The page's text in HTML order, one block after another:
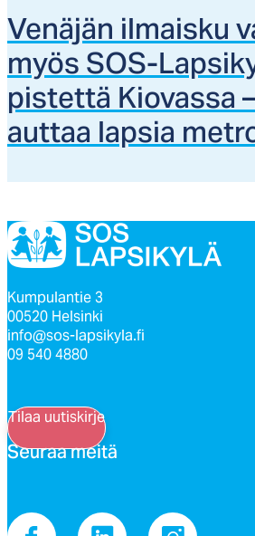
Ve­nä­jän il­mais­ku
myös SOS-
pis­tet­tä Kio­vas­sa
aut­taa lap­sia
Kumpulantie 3
00520 Helsinki
info@sos-lapsikyla.fi
09 540 4880
Tilaa uutiskirje
Seu­raa mei­tä